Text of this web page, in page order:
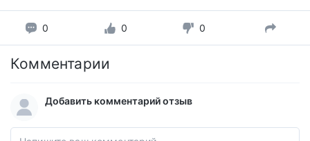
0 0 0
Комментарии
Добавить комментарий отзыв